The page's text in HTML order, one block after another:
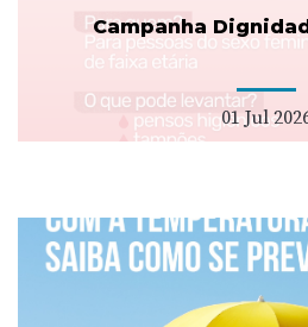
Campanha
01 Jul